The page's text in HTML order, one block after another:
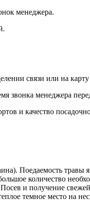
менеджера.
связи или на
звонка менеджера
и качество
Поедаемость травы
количество
и получение
темное место на